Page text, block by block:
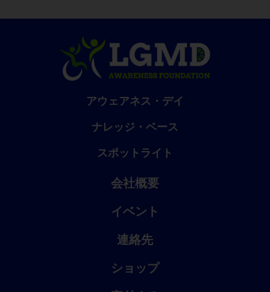
アウェアネス・デイ
ナレッジ・ベース
スポットライト
会社概要
イベント
連絡先
ショップ